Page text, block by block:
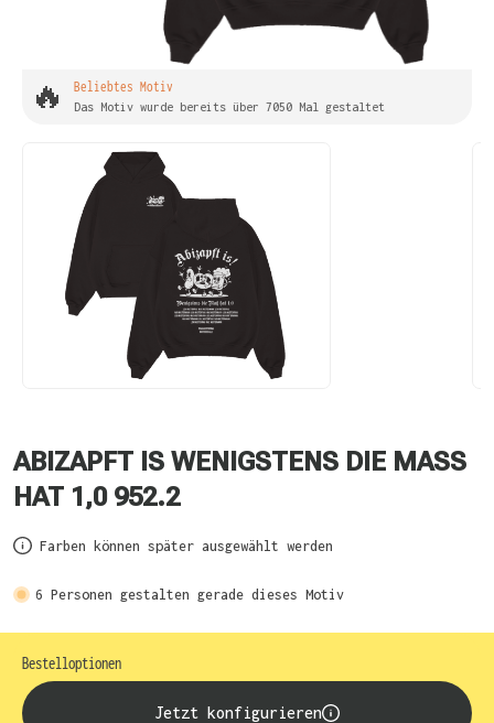
🔥 Beliebtes Motiv
Das Motiv wurde bereits über 7050 Mal gestaltet
ABIZAPFT IS WENIGSTENS DIE MASS
HAT 1,0 952.2
Farben können später ausgewählt werden
6 Personen gestalten gerade dieses Motiv
Bestelloptionen
Jetzt konfigurieren